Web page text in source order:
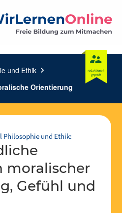
und Ethik chevron_right
Orientierung
Philosophie und Ethik:
moralischer
Gefühl und